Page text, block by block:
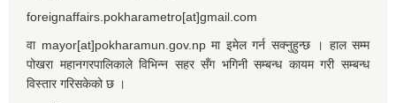
foreignaffairs.pokharametro[at]gmail.com
वा mayor[at]pokharamun.gov.np मा इमेल गर्न सक्नुहुन्छ । हाल सम्म
पोखरा महानगरपालिकाले विभिन्न सहर सँग भगिनी सम्बन्ध कायम गरी सम्बन्ध
विस्तार गरिसकेको छ ।